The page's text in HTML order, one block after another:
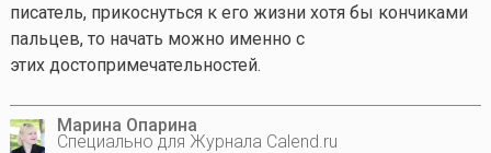
писатель, прикоснуться к его жизни хотя бы кончиками
пальцев, то начать можно именно с
этих достопримечательностей.
Марина Опарина
Специально для Журнала Calend.ru